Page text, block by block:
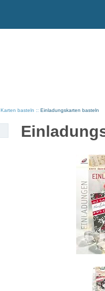
Karten basteln Einladungskarten basteln